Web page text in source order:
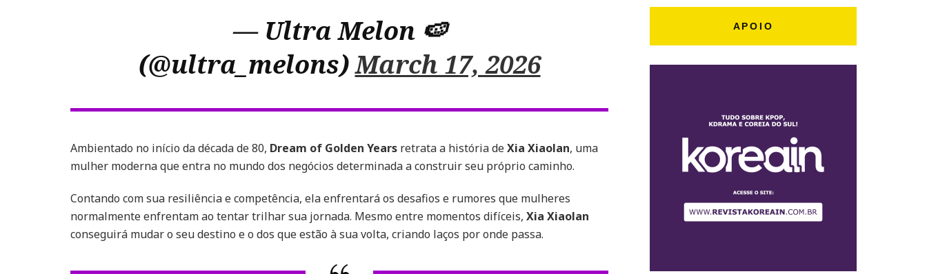
— Ultra Melon 🍉
(@ultra_melons)March 17, 2026
Ambientado no início da década de 80, Dream of Golden Years retrata a história deXia Xiaolan, uma
mulher moderna que entra no mundo dos negócios determinada a construir seu próprio caminho.
Contando com sua resiliência e competência, ela enfrentará os desafios e rumores que mulheres
normalmente enfrentam ao tentar trilhar sua jornada. Mesmo entre momentos difíceis, Xia Xiaolan
conseguirá mudar o seu destino e o dos que estão à sua volta, criando laços por onde passa.
APOIO